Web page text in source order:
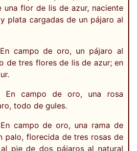
una flor de lis de azur, naciente
plata cargadas de un pájaro al
campo de oro, un pájaro al
de tres flores de lis de azur; en
En campo de oro, una rosa
todo de gules.
campo de oro, una rama de
palo, florecida de tres rosas de
pie de dos pájaros al natural